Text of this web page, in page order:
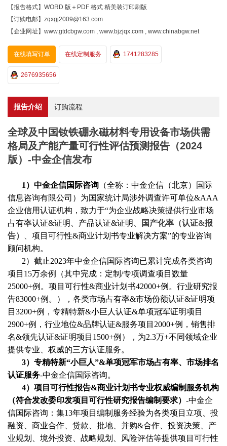
【报告格式】WORD 版＋PDF 格式 精美装订印刷版
【订购电邮】zqxgj2009@163.com
【企业网址】www.gtdcbgw.com , www.bjzjqx.com , www.chinabgw.net
在线填写订单 在线定制服务 1741283285
2676935656
报告介绍 订购流程
全球及中国钕铁硼永磁材料专用设备市场供需
格局及产能产量可行性评估预测报告（2024
版）-中金企信发布
1）中金企信国际咨询 （全称：中金企信（北京）国际
信息咨询有限公司）为国家统计局涉外调查许可单位&AAA
企业信用认证机构，致力于“为企业战略决策提供行业市场
占有率认证&证明、产品认证&证明、 国产化率（认证&报
告）
、 项目可行性&商业计划书专业解决方案”的专业咨询
顾问机构。
2）截止2023年中金企信国际咨询已累计完成各类咨询
项目15万余例（其中完成： 定制 /专项调查项目数量
25000+例。项目可行性&商业计划书42000+例。行业研究报
告83000+例。），各类市场占有率&市场份额认证&证明项
目3200+例，专精特新&小巨人认证&单项冠军证明项目
2900+例，行业地位&品牌认证&服务项目2000+例，销售排
名&领先认证&证明项目1500+例），为2.3万+不同领域企业
提供专业、权威的三方认证服务。
3）专精特新“小巨人”&单项冠军市场占有率、市场排名
认证服务-中金企信国际咨询。
4）项目可行性报告&商业计划书专业权威编制服务机构
（符合发改委印发项目可行性研究报告编制要求） -中金企
信国际咨询：集13年项目编制服务经验为各类项目立项、投
融资、商业合作、贷款、批地、并购&合作、投资决策、产
业规划、境外投资、战略规划、风险评估等提供项目可行性